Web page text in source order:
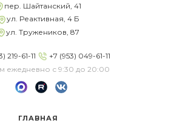
пер. Шайтанский, 41
ул. Реактивная, 4 Б
ул. Тружеников, 87
219-61-11
+7 (953) 049-61-11
ежедневно с 9:30 до 20:00
ГЛАВНАЯ